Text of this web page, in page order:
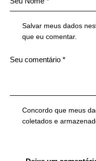
Salvar meus dados
que eu comentar.
Concordo que meus
coletados e